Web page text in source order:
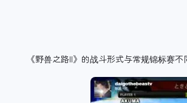
《野兽之路II》的战斗形式与常规锦标赛